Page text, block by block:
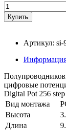
Артикул: si-
цифровые
Digital Pot 256
Вид монтажа
Высота
Длина